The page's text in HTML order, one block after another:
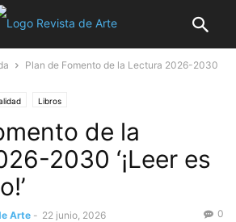
Plan de Fomento de la Lectura 2026-2030
Libros
de la
2030 ‘¡Leer es
Arte - 22 junio, 2026 0